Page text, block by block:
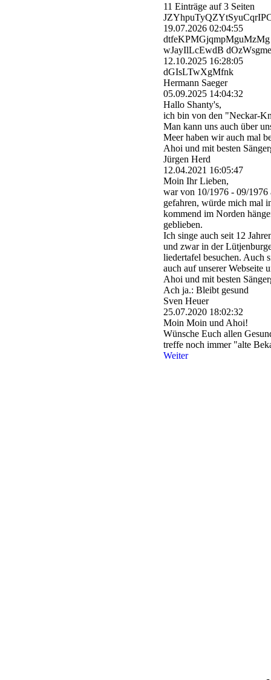
11 Einträge auf 3 Seiten
19.07.2026 02:04:55
dtfeKPMGjqmpMguMzMg
wJayIlLcEwdB
12.10.2025 16:28:05
dGIsLTwXgMfnk
Hermann Saeger
05.09.2025 14:04:32
Hallo Shanty's,
ich bin von den "Neckar-­
Man kann uns auch über
Meer haben wir auch mal
Ahoi und mit besten
Jürgen Herd
12.04.2021 16:05:47
Moin Ihr Lieben,
war von 10/1976 - 09/1976
gefahren, würde mich mal
kommend im Norden
geblieben.
Ich singe auch seit 12
und zwar in der
liedertafel besuchen. Auch
auch auf unserer Webseite
Ahoi und mit besten
Ach ja.: Bleibt gesund
Sven Heuer
25.07.2020 18:02:32
Moin Moin und Ahoi!
Wünsche Euch allen
treffe noch immer "alte
Weiter